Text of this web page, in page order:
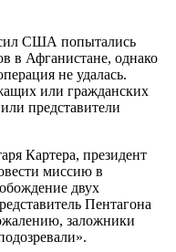
США попытались
в Афганистане, однако
не удалась.
или гражданских
представители
Картера, президент
миссию в
двух
Пентагона
заложники